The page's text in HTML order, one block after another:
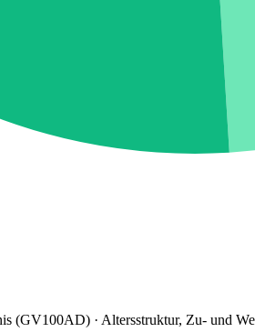
(GV100AD) · Altersstruktur, Zu- und